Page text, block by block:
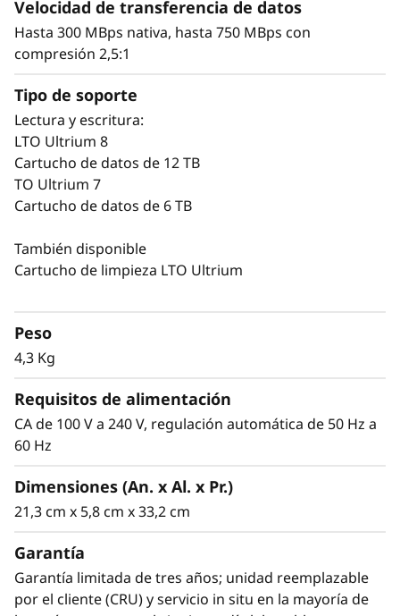
la información actuales. Además del
almacenamiento primario, las copias de
seguridad han crecido en importancia para la
cumplimiento normativo.
La unidad de cinta IBM TS2280 responde a
estas necesidades comerciales, al incorporar la
última generación de la tecnología LTO líder
del sector que ayudará a las organizaciones a
los uso modernos de las cintas, como en big
data, informática en la nube, Internet of Things
archivado activo y, por supuesto, copias de
seguridad.
TS2280 ofrece una capacidad incluso superior
a la de la generación anterior. Para pequeñas y
medianas empresas que requieran copias de
bajo coste, TS2280 es una excelente solución
de almacenamiento en cinta que ofrece una
capacidad de almacenamiento física de hasta
30 TB por cartucho (con compresión 2,5:1).
La unidad ofrece una velocidad de
transferencia de datos sin comprimir de hasta
Velocidad de transferencia de datos
Hasta 300 MBps nativa, hasta 750 MBps con
compresión 2,5:1
Tipo de soporte
Lectura y escritura:
LTO Ultrium 8
Cartucho de datos de 12 TB
TO Ultrium 7
Cartucho de datos de 6 TB
También disponible
Cartucho de limpieza LTO Ultrium
Peso
4,3 Kg
Requisitos de alimentación
CA de 100 V a 240 V, regulación automática de 50 Hz a
60 Hz
Dimensiones (An. x Al. x Pr.)
21,3 cm x 5,8 cm x 33,2 cm
Garantía
Garantía limitada de tres años; unidad reemplazable
por el cliente (CRU) y servicio in situ en la mayoría de